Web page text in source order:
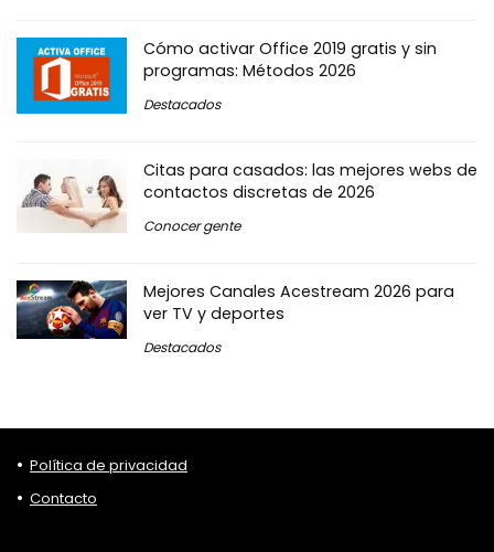
Cómo activar Office 2019 gratis y sin
programas: Métodos 2026
Destacados
Citas para casados: las mejores webs de
contactos discretas de 2026
Conocer gente
Mejores Canales Acestream 2026 para
ver TV y deportes
Destacados
Política de privacidad
Contacto